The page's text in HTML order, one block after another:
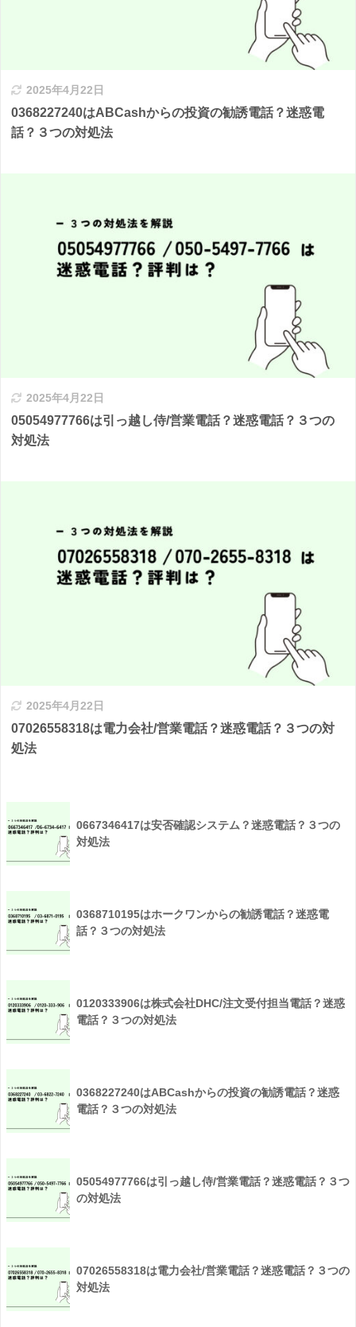
2025年4月22日
0368227240はABCashからの投資の勧誘電話？迷惑電
話？３つの対処法
2025年4月22日
05054977766は引っ越し侍/営業電話？迷惑電話？３つの
対処法
2025年4月22日
07026558318は電力会社/営業電話？迷惑電話？３つの対
処法
0667346417は安否確認システム？迷惑電話？３つの
対処法
0368710195はホークワンからの勧誘電話？迷惑電
話？３つの対処法
0120333906は株式会社DHC/注文受付担当電話？迷惑
電話？３つの対処法
0368227240はABCashからの投資の勧誘電話？迷惑
電話？３つの対処法
05054977766は引っ越し侍/営業電話？迷惑電話？３つ
の対処法
07026558318は電力会社/営業電話？迷惑電話？３つの
対処法